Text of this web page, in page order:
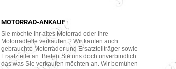
MOTORRAD-ANKAUF
Sie möchte Ihr altes Motorrad oder Ihre
Motorradteile verkaufen ? Wir kaufen auch
gebrauchte Motorräder und Ersatzteilträger sowie
Ersatzteile an. Bieten Sie uns doch unverbindlich
das was Sie verkaufen möchten an. Wir bemühen